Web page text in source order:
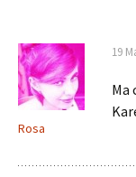
Rosa
19
Ma